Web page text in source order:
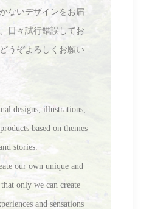
ないデザインをお届
日々試行錯誤してお
どうぞよろしくお願い
designs, illustrations,
based on themes
stories.
our own unique and
only we can create
and sensations